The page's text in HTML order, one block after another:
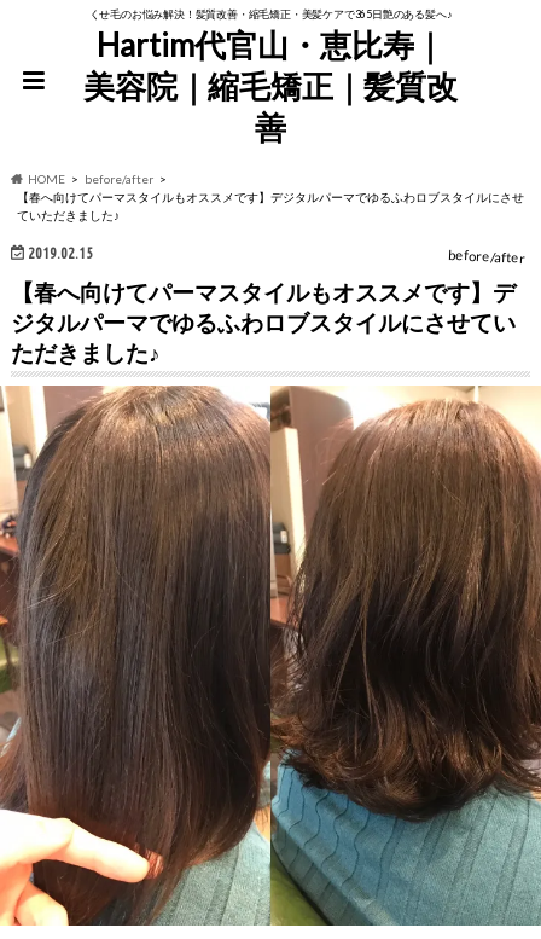
くせ毛のお悩み解決！髪質改善・縮毛矯正・美髪ケアで365日艶のある髪へ♪
Hartim代官山・恵比寿｜
美容院｜縮毛矯正｜髪質改
善
HOME
before/after
【春へ向けてパーマスタイルもオススメです】デジタルパーマでゆるふわロブスタイルにさせ
ていただきました♪
2019.02.15 before/after
【春へ向けてパーマスタイルもオススメです】デ
ジタルパーマでゆるふわロブスタイルにさせてい
ただきました♪